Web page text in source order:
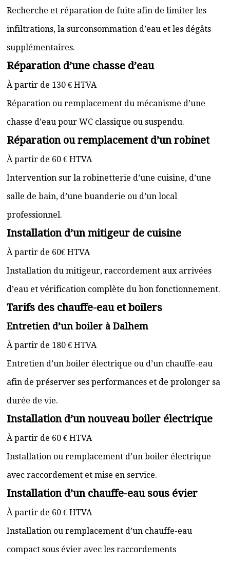
Recherche et réparation de fuite afin de limiter les
infiltrations, la surconsommation d’eau et les dégâts
supplémentaires.
Réparation d’une chasse d’eau
À partir de 130 € HTVA
Réparation ou remplacement du mécanisme d’une
chasse d’eau pour WC classique ou suspendu.
Réparation ou remplacement d’un robinet
À partir de 60 € HTVA
Intervention sur la robinetterie d’une cuisine, d’une
salle de bain, d’une buanderie ou d’un local
professionnel.
Installation d’un mitigeur de cuisine
À partir de 60€ HTVA
Installation du mitigeur, raccordement aux arrivées
d’eau et vérification complète du bon fonctionnement.
Tarifs des chauffe-eau et boilers
Entretien d’un boiler à Dalhem
À partir de 180 € HTVA
Entretien d’un boiler électrique ou d’un chauffe-eau
afin de préserver ses performances et de prolonger sa
durée de vie.
Installation d’un nouveau boiler électrique
À partir de 60 € HTVA
Installation ou remplacement d’un boiler électrique
avec raccordement et mise en service.
Installation d’un chauffe-eau sous évier
À partir de 60 € HTVA
Installation ou remplacement d’un chauffe-eau
compact sous évier avec les raccordements